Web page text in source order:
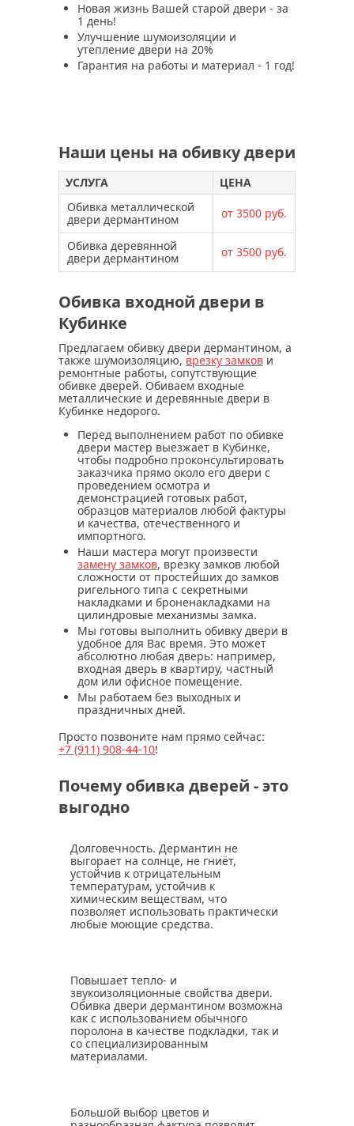
Новая жизнь Вашей старой двери - за
1 день!
Улучшение шумоизоляции и
утепление двери на 20%
Гарантия на работы и материал - 1 год!
Наши цены на обивку двери
УСЛУГА
ЦЕНА
Обивка металлической
двери дермантином
от 3500 руб.
Обивка деревянной
двери дермантином
от 3500 руб.
Обивка входной двери в
Кубинке
Предлагаем обивку двери дермантином, а
также шумоизоляцию, врезку замков и
ремонтные работы, сопутствующие
обивке дверей. Обиваем входные
металлические и деревянные двери в
Кубинке недорого.
Перед выполнением работ по обивке
двери мастер выезжает в Кубинке,
чтобы подробно проконсультировать
заказчика прямо около его двери с
проведением осмотра и
демонстрацией готовых работ,
образцов материалов любой фактуры
и качества, отечественного и
импортного.
Наши мастера могут произвести
замену замков, врезку замков любой
сложности от простейших до замков
ригельного типа с секретными
накладками и броненакладками на
цилиндровые механизмы замка.
Мы готовы выполнить обивку двери в
удобное для Вас время. Это может
абсолютно любая дверь: например,
входная дверь в квартиру, частный
дом или офисное помещение.
Мы работаем без выходных и
праздничных дней.
Просто позвоните нам прямо сейчас:
+7 (911) 908-44-10!
Почему обивка дверей - это
выгодно
Долговечность. Дермантин не
выгорает на солнце, не гниёт,
устойчив к отрицательным
температурам, устойчив к
химическим веществам, что
позволяет использовать практически
любые моющие средства.
Повышает тепло- и
звукоизоляционные свойства двери.
Обивка двери дермантином возможна
как с использованием обычного
поролона в качестве подкладки, так и
со специализированным
материалами.
Большой выбор цветов и